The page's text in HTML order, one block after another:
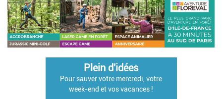
Plein d'idées
Pour sauver votre mercredi, votre
week-end et vos vacances !